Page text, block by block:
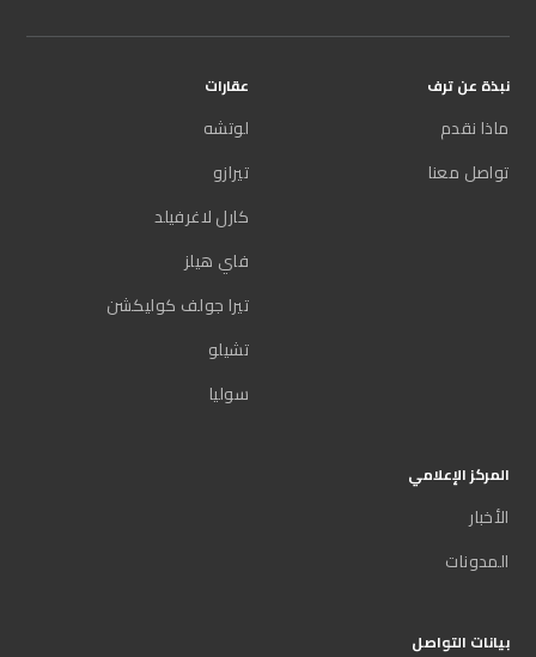
نبذة عن ترف
ماذا نقدم
تواصل معنا
عقارات
لوتشه
تيرازو
كارل لاغرفيلد
فاي هيلز
تيرا جولف كوليكشن
تشيلو
سوليا
المركز الإعلامي
الأخبار
المدونات
بيانات التواصل